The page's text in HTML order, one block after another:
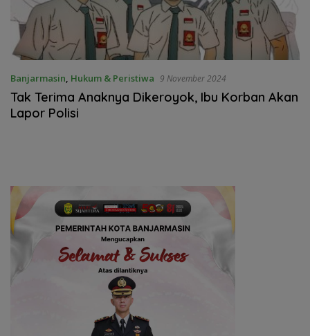
Banjarmasin, Hukum & Peristiwa 9 November 2024
Tak Terima Anaknya Dikeroyok, Ibu Korban Akan
Lapor Polisi